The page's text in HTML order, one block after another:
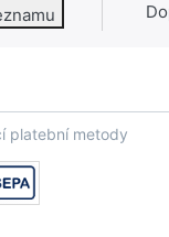
platební metody